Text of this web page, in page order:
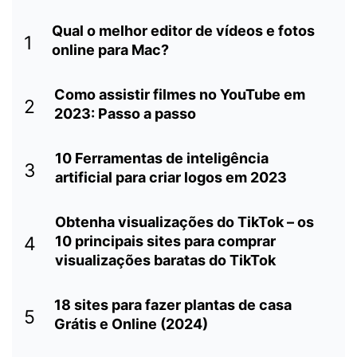
1
Qual o melhor editor de vídeos e fotos
online para Mac?
2
Como assistir filmes no YouTube em
2023: Passo a passo
3
10 Ferramentas de inteligência
artificial para criar logos em 2023
4
Obtenha visualizações do TikTok – os
10 principais sites para comprar
visualizações baratas do TikTok
5
18 sites para fazer plantas de casa
Grátis e Online (2024)